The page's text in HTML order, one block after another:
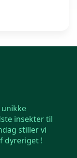
insekter til
stiller vi
dyreriget !